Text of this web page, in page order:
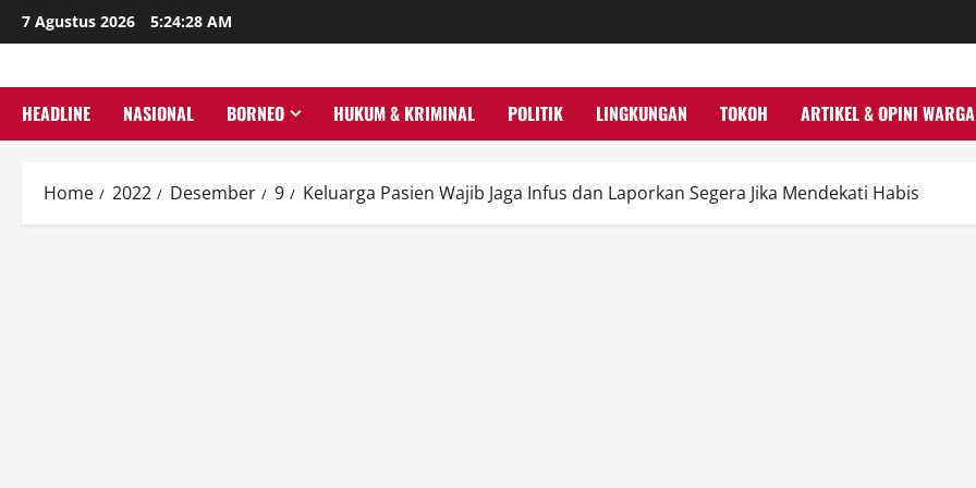
Skip
to
7 Agustus 2026 5:24:29 AM
HEADLINE NASIONAL BORNEO HUKUM & KRIMINAL POLITIK LINGKUNGAN TOKOH ARTIKEL & OPINI WARGA
Home 2022 Desember 9 Keluarga Pasien Wajib Jaga Infus dan Laporkan Segera Jika Mendekati Habis